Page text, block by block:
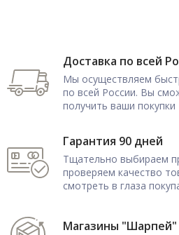
Доставка по всей
Мы осуществляем
по всей России. Вы
получить ваши покупки
Гарантия 90 дней
Тщательно выбираем
проверяем качество
смотреть в глаза
Магазины "Шарпей"